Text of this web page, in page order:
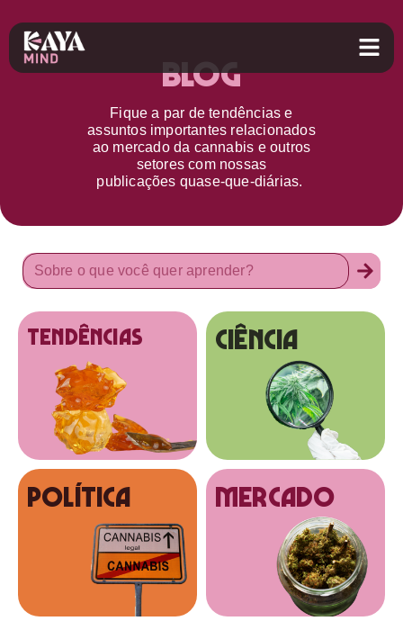
Blog
Fique a par detendências e
assuntos importantes relacionados
ao mercado da cannabis e outros
setorescom nossas
publicações quase-que-diárias.
tendências Ciência
Política MERCADO